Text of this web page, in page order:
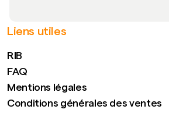
Liens utiles
RIB
FAQ
Mentions légales
Conditions générales des ventes